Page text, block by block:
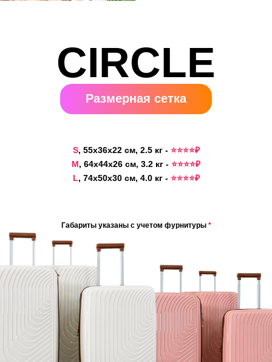
Размерная сетка
S, 55x36x22 см, 2.5 кг - ⭐️⭐️⭐️⭐️₽
M, 64x44x26 см, 3.2 кг - ⭐️⭐️⭐️⭐️₽
L, 74x50x30 см, 4.0 кг - ⭐️⭐️⭐️⭐️₽
Габариты указаны с учетом фурнитуры *
CIRCLE